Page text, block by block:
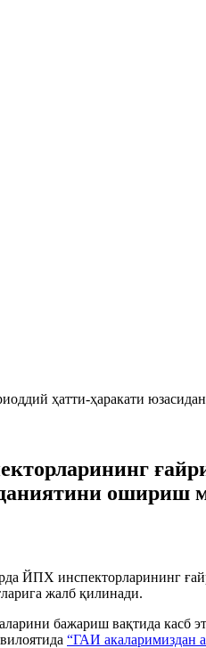
ошириш
ЙПХ инспекторларининг
жалб қилинади.
бажариш вақтида
“ГАИ акаларимиздан